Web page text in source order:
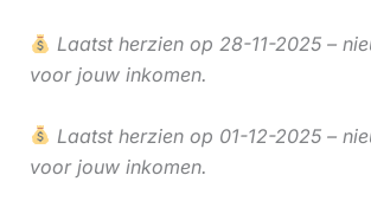
Laatst herzien op 28-11-2025 –
voor jouw inkomen.
Laatst herzien op 01-12-2025 –
voor jouw inkomen.